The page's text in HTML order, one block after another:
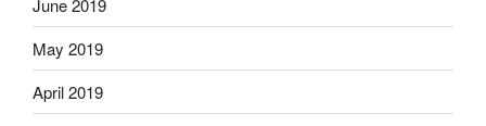
June 2019
May 2019
April 2019